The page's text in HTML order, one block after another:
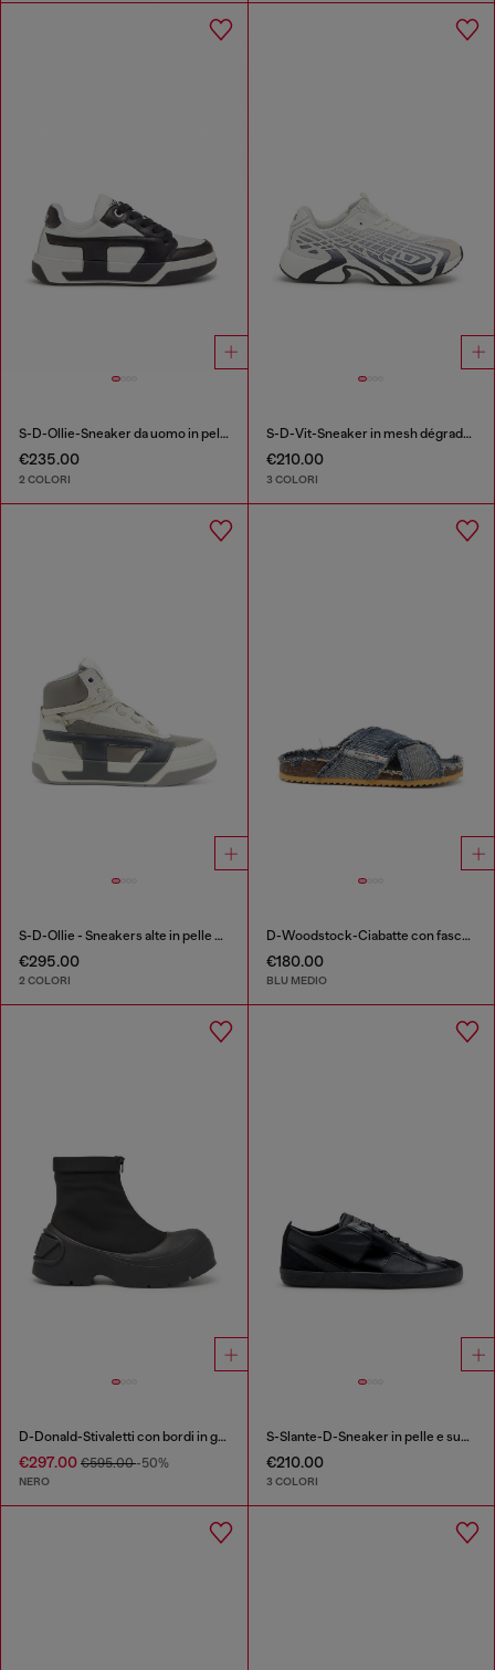
S-D-Ollie-Sneaker da uomo in pelle color block
€235.00
2 COLORI
S-D-Vit-Sneaker in mesh dégradé a righe
€210.00
3 COLORI
S-D-Ollie - Sneakers alte in pelle con D logo
€295.00
2 COLORI
D-Woodstock-Ciabatte con fasce incrociate in denim sfrangiato
€180.00
BLU MEDIO
D-Donald-Stivaletti con bordi in gomma
€297.00 €595.00-50%
NERO
S-Slante-D-Sneaker in pelle e suede con logo D
€210.00
3 COLORI